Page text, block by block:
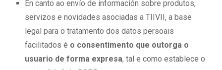
En canto ao envío de información sobre produtos,
servizos e novidades asociadas a TIIVII, a base
legal para o tratamento dos datos persoais
facilitados é o consentimento que outorga o
usuario de forma expresa, tal e como establece o